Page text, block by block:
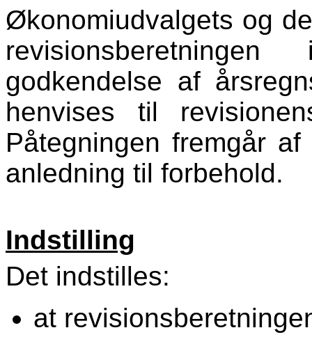
Økonomiudvalgets og
godkendelse af
henvises til
Påtegningen fremgår
anledning til forbehold.
Indstilling
Det indstilles:
at